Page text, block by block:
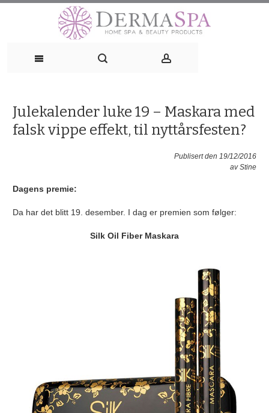
to
content
Julekalender luke 19 – Maskara med
falsk vippe effekt, til nyttårsfesten?
Publisert den 19/12/2016
avStine
Dagens premie:
Da har det blitt 19. desember. I dag er premien som følger:
Silk Oil Fiber Maskara